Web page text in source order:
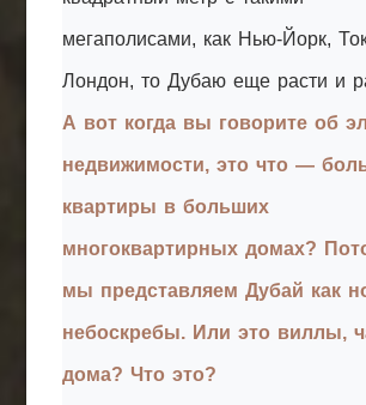
мегаполисами, как Нью-Йорк,
Лондон, то Дубаю еще расти и
А вот когда вы говорите об
недвижимости, это что —
квартиры в больших
многоквартирных домах?
мы представляем Дубай как
небоскребы. Или это виллы,
дома? Что это?